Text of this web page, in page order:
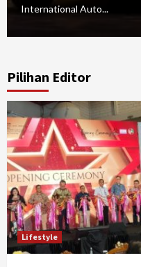
International Auto...
Pilihan Editor
Lifestyle